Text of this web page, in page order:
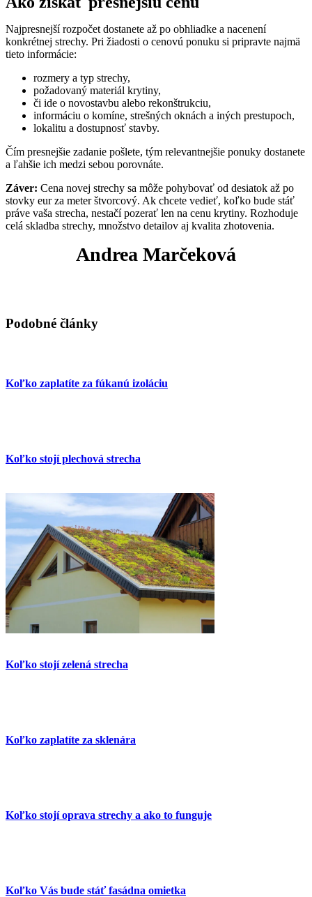
Najpresnejší rozpočet dostanete až po obhliadke a nacenení
konkrétnej strechy. Pri žiadosti o cenovú ponuku si pripravte najmä
tieto informácie:
rozmery a typ strechy,
požadovaný materiál krytiny,
či ide o novostavbu alebo rekonštrukciu,
informáciu o komíne, strešných oknách a iných prestupoch,
lokalitu a dostupnosť stavby.
Čím presnejšie zadanie pošlete, tým relevantnejšie ponuky dostanete
a ľahšie ich medzi sebou porovnáte.
Záver: Cena novej strechy sa môže pohybovať od desiatok až po
stovky eur za meter štvorcový. Ak chcete vedieť, koľko bude stáť
práve vaša strecha, nestačí pozerať len na cenu krytiny. Rozhoduje
celá skladba strechy, množstvo detailov aj kvalita zhotovenia.
Andrea Marčeková
Podobné články
Koľko zaplatíte za fúkanú izoláciu
Koľko stojí plechová strecha
Koľko stojí zelená strecha
Koľko zaplatíte za sklenára
Koľko stojí oprava strechy a ako to funguje
Koľko Vás bude stáť fasádna omietka